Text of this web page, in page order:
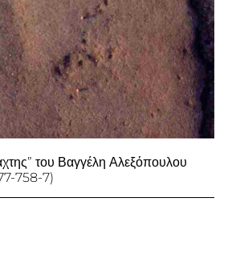
του Βαγγέλη Αλεξόπουλου
758-7)